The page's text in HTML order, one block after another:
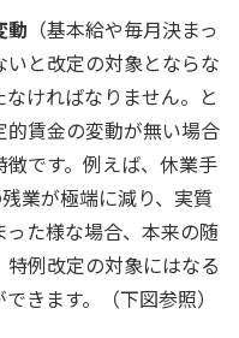
動 （基本給や毎月決まっ
と改定の対象とならな
ければなりません。と
的賃金の変動が無い場合
です。例えば、休業手
業が極端に減り、実質
た様な場合、本来の随
例改定の対象にはなる
きます。（下図参照）